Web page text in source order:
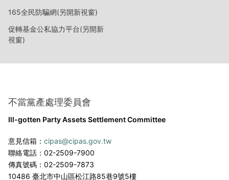
165全民防騙網(另開新視窗)
促轉基金公私協力平台(另開新
視窗)
不當黨產處理委員會
Ill-gotten Party Assets Settlement Committee
意見信箱： cipas@cipas.gov.tw
聯絡電話：02-2509-7900
傳真號碼：02-2509-7873
10486 臺北市中山區松江路85巷9號5樓